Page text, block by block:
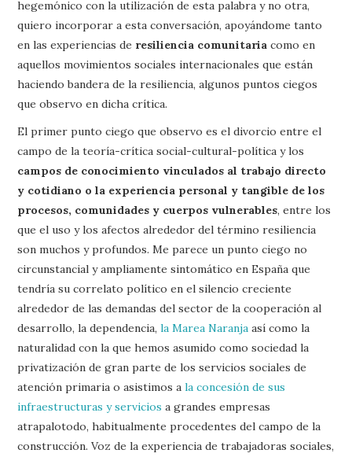
hegemónico con la utilización de esta palabra y no otra,
quiero incorporar a esta conversación, apoyándome tanto
en las experiencias de resiliencia comunitaria como en
aquellos movimientos sociales internacionales que están
haciendo bandera de la resiliencia, algunos puntos ciegos
que observo en dicha crítica.
El primer punto ciego que observo es el divorcio entre el
campo de la teoría-crítica social-cultural-política y los
campos de conocimiento vinculados al trabajo directo
y cotidiano o la experiencia personal y tangible de los
procesos, comunidades y cuerpos vulnerables, entre los
que el uso y los afectos alrededor del término resiliencia
son muchos y profundos. Me parece un punto ciego no
circunstancial y ampliamente sintomático en España que
tendría su correlato político en el silencio creciente
alrededor de las demandas del sector de la cooperación al
desarrollo, la dependencia,la Marea Naranja así como la
naturalidad con la que hemos asumido como sociedad la
privatización de gran parte de los servicios sociales de
atención primaria o asistimos ala concesión de sus
infraestructuras y servicios a grandes empresas
atrapalotodo, habitualmente procedentes del campo de la
construcción. Voz de la experiencia de trabajadoras sociales,